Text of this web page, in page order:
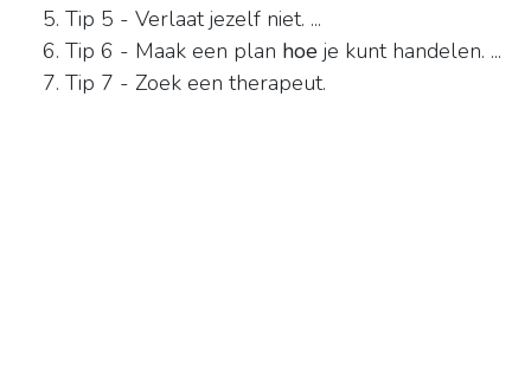
Tip 5 - Verlaat jezelf niet. ...
Tip 6 - Maak een plan hoe je kunt handelen. ...
Tip 7 - Zoek een therapeut.